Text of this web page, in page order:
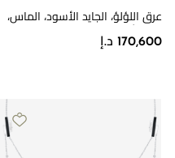
عرق اللؤلؤ، الجايد الأسود، الماس،
170,600 د.إ